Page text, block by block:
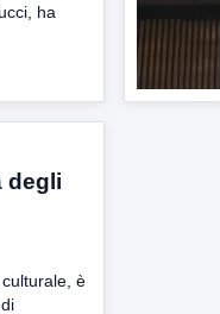
ha
degli
è